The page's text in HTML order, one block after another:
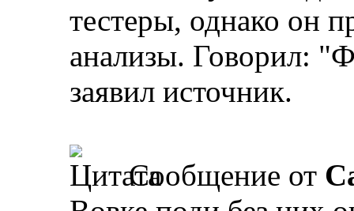
тестеры, однако он
анализы. Говорил:
заявил источник.
Сообщение от